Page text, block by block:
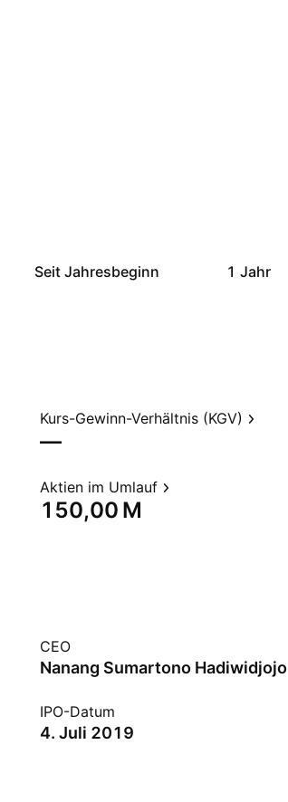
Seit Jahresbeginn 1 Jahr
Kurs-Gewinn-Verhältnis (KGV)
—
Aktien im Umlauf
‪150,00 M‬
CEO
Nanang Sumartono Hadiwidjojo
IPO-Datum
4. Juli 2019